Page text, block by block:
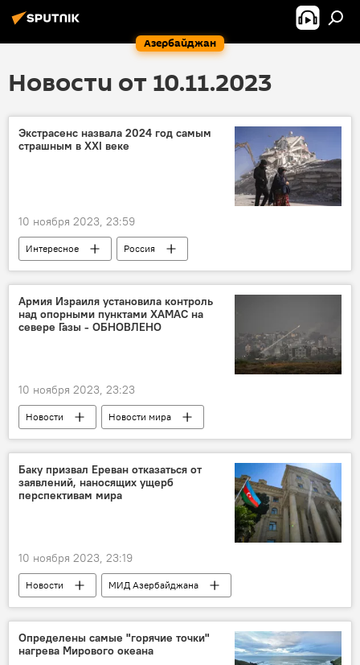
Азербайджан
Новости от 10.11.2023
Экстрасенс назвала 2024 год самым
страшным в XXI веке
10 ноября 2023, 23:59
Интересное
Россия
российская ясновидящая Инна Мишина
2024 год
предсказания
разрушительные землетрясения
Крупнейшая катастрофа
Армия Израиля установила контроль
над опорными пунктами ХАМАС на
севере Газы - ОБНОВЛЕНО
10 ноября 2023, 23:23
Новости
Новости мира
Ближний Восток
палестино-израильский конфликт
Израиль
ХАМАС
Россия
Баку призвал Ереван отказаться от
заявлений, наносящих ущерб
перспективам мира
10 ноября 2023, 23:19
Новости
МИД Азербайджана
Армения
Никол Пашинян
Заявление
комментарий
мирное урегулирование
Определены самые "горячие точки"
нагрева Мирового океана